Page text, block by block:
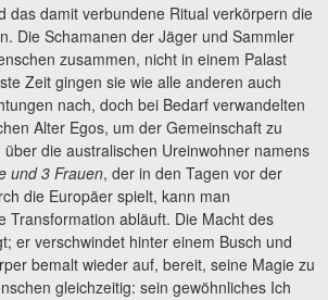
das damit verbundene Ritual verkörpern die
Die Schamanen der Jäger und Sammler
zusammen, nicht in einem Palast
Zeit gingen sie wie alle anderen auch
nach, doch bei Bedarf verwandelten
Alter Egos, um der Gemeinschaft zu
die australischen Ureinwohner namens
und 3 Frauen, der in den Tagen vor der
die Europäer spielt, kann man
Transformation abläuft. Die Macht des
er verschwindet hinter einem Busch und
bemalt wieder auf, bereit, seine Magie zu
gleichzeitig: sein gewöhnliches Ich